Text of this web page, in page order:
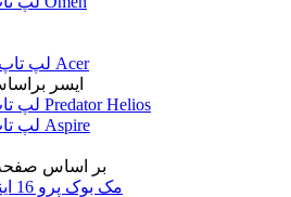
لپ تاپ گیمینگ Acer
ایسر
لپ تاپ Predator Helios
لپ تاپ Aspire
بر اساس
مک بوک پرو 16 اینچ